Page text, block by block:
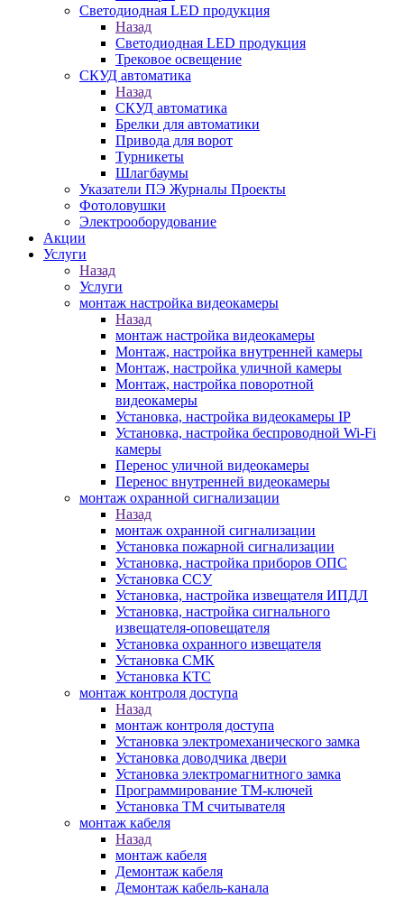
Светодиодная LED продукция
Назад
Светодиодная LED продукция
Трековое освещение
СКУД автоматика
Назад
СКУД автоматика
Брелки для автоматики
Привода для ворот
Турникеты
Шлагбаумы
Указатели ПЭ Журналы Проекты
Фотоловушки
Электрооборудование
Акции
Услуги
Назад
Услуги
монтаж настройка видеокамеры
Назад
монтаж настройка видеокамеры
Монтаж, настройка внутренней камеры
Монтаж, настройка уличной камеры
Монтаж, настройка поворотной
видеокамеры
Установка, настройка видеокамеры IP
Установка, настройка беспроводной Wi-Fi
камеры
Перенос уличной видеокамеры
Перенос внутренней видеокамеры
монтаж охранной сигнализации
Назад
монтаж охранной сигнализации
Установка пожарной сигнализации
Установка, настройка приборов ОПС
Установка ССУ
Установка, настройка извещателя ИПДЛ
Установка, настройка сигнального
извещателя-оповещателя
Установка охранного извещателя
Установка СМК
Установка КТС
монтаж контроля доступа
Назад
монтаж контроля доступа
Установка электромеханического замка
Установка доводчика двери
Установка электромагнитного замка
Программирование ТМ-ключей
Установка ТМ считывателя
монтаж кабеля
Назад
монтаж кабеля
Демонтаж кабеля
Демонтаж кабель-канала